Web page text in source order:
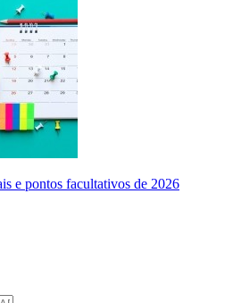
e pontos facultativos de 2026